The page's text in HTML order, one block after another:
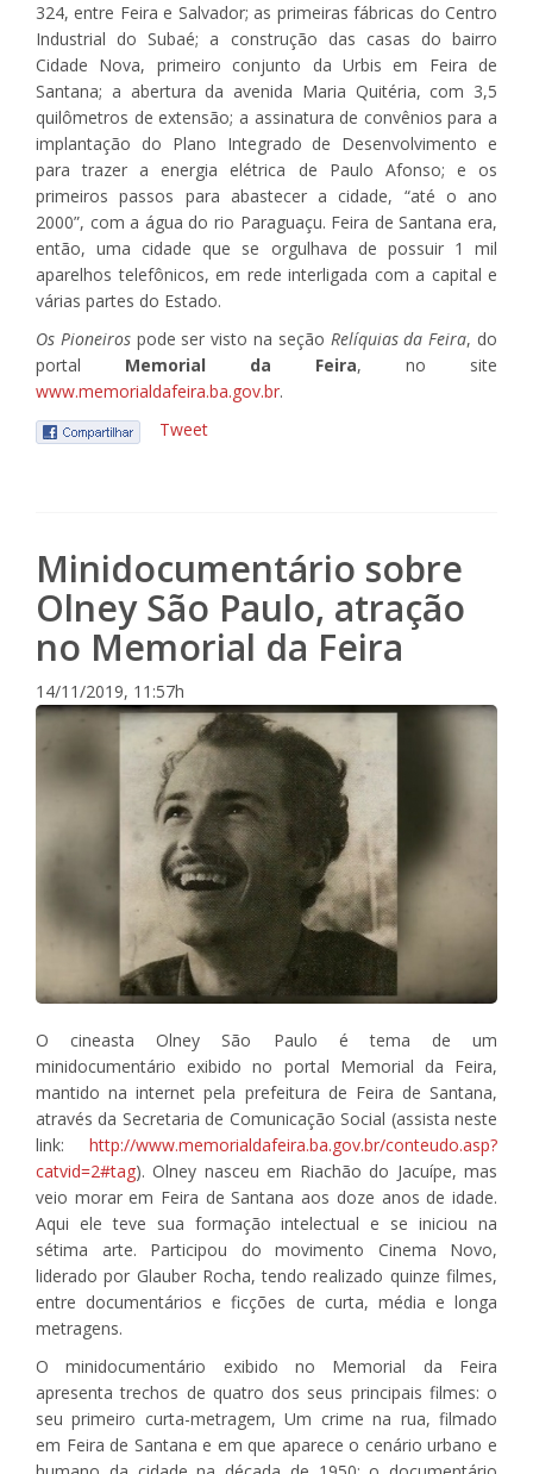
324, entre Feira e Salvador; as primeiras fábricas do Centro
Industrial do Subaé; a construção das casas do bairro
Cidade Nova, primeiro conjunto da Urbis em Feira de
Santana; a abertura da avenida Maria Quitéria, com 3,5
quilômetros de extensão; a assinatura de convênios para a
implantação do Plano Integrado de Desenvolvimento e
para trazer a energia elétrica de Paulo Afonso; e os
primeiros passos para abastecer a cidade, “até o ano
2000”, com a água do rio Paraguaçu. Feira de Santana era,
então, uma cidade que se orgulhava de possuir 1 mil
aparelhos telefônicos, em rede interligada com a capital e
várias partes do Estado.
Os Pioneiros pode ser visto na seção Relíquias da Feira, do
portal Memorial da Feira, no site
www.memorialdafeira.ba.gov.br.
Tweet
Minidocumentário sobre
Olney São Paulo, atração
no Memorial da Feira
14/11/2019, 11:57h
O cineasta Olney São Paulo é tema de um
minidocumentário exibido no portal Memorial da Feira,
mantido na internet pela prefeitura de Feira de Santana,
através da Secretaria de Comunicação Social (assista neste
link: http://www.memorialdafeira.ba.gov.br/conteudo.asp?
catvid=2#tag). Olney nasceu em Riachão do Jacuípe, mas
veio morar em Feira de Santana aos doze anos de idade.
Aqui ele teve sua formação intelectual e se iniciou na
sétima arte. Participou do movimento Cinema Novo,
liderado por Glauber Rocha, tendo realizado quinze filmes,
entre documentários e ficções de curta, média e longa
metragens.
O minidocumentário exibido no Memorial da Feira
apresenta trechos de quatro dos seus principais filmes: o
seu primeiro curta-metragem, Um crime na rua, filmado
em Feira de Santana e em que aparece o cenário urbano e